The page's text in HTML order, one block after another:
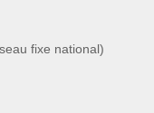
fixe national)